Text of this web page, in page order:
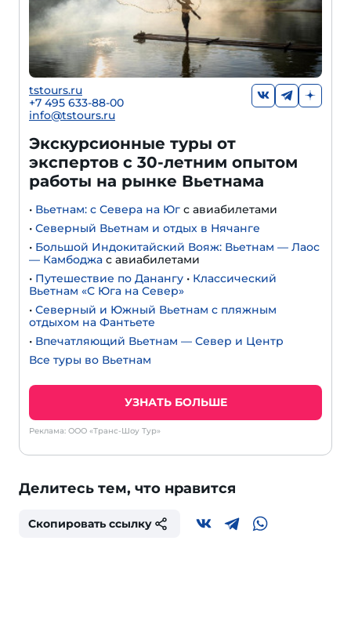
tstours.ru
+7 495 633-88-00
info@tstours.ru
Экскурсионные туры от
экспертов с 30-летним опытом
работы на рынке Вьетнама
• Вьетнам: с Севера на Юг с авиабилетами
• Северный Вьетнам и отдых в Нячанге
• Большой Индокитайский Вояж: Вьетнам — Лаос
— Камбоджа с авиабилетами
• Путешествие по Данангу • Классический
Вьетнам «С Юга на Север»
• Северный и Южный Вьетнам с пляжным
отдыхом на Фантьете
• Впечатляющий Вьетнам — Север и Центр
Все туры во Вьетнам
УЗНАТЬ БОЛЬШЕ
Реклама: ООО «Транс-Шоу Тур»
Делитесь тем, что нравится
Скопировать ссылку